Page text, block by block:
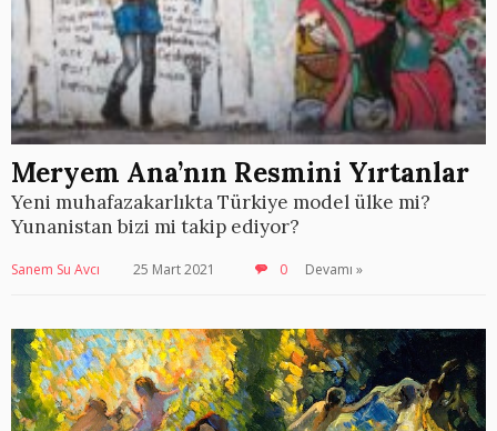
Meryem Ana’nın Resmini Yırtanlar
Yeni muhafazakarlıkta Türkiye model ülke mi?
Yunanistan bizi mi takip ediyor?
Sanem Su Avcı 25 Mart 2021 0 Devamı »